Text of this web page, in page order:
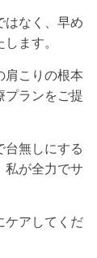
はなく、早め
ます。
肩こりの根本
プランをご提
無しにする
私が全力でサ
ケアしてくだ